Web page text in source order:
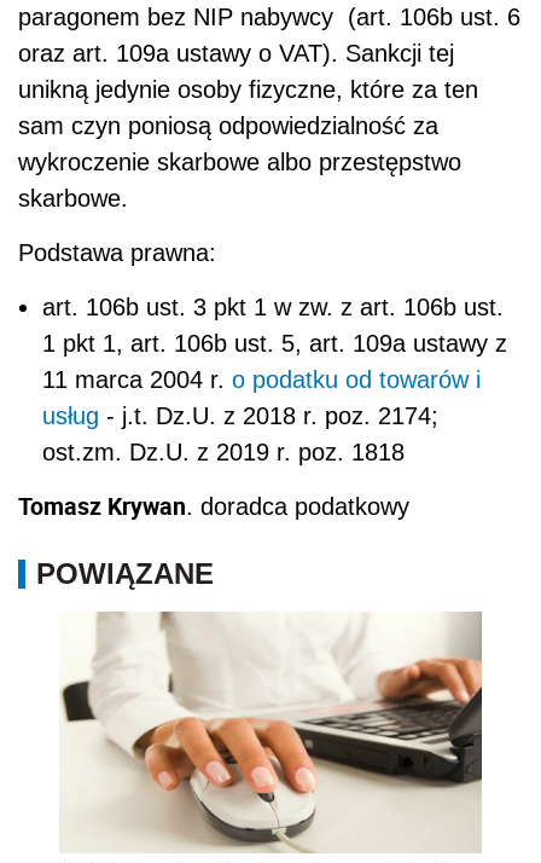
paragonem bez NIP nabywcy (art. 106b ust. 6
oraz art. 109a ustawy o VAT). Sankcji tej
unikną jedynie osoby fizyczne, które za ten
sam czyn poniosą odpowiedzialność za
wykroczenie skarbowe albo przestępstwo
skarbowe.
Podstawa prawna:
art. 106b ust. 3 pkt 1 w zw. z art. 106b ust.
1 pkt 1, art. 106b ust. 5, art. 109a ustawy z
11 marca 2004 r. o podatku od towarów i
usług - j.t. Dz.U. z 2018 r. poz. 2174;
ost.zm. Dz.U. z 2019 r. poz. 1818
Tomasz Krywan. doradca podatkowy
POWIĄZANE